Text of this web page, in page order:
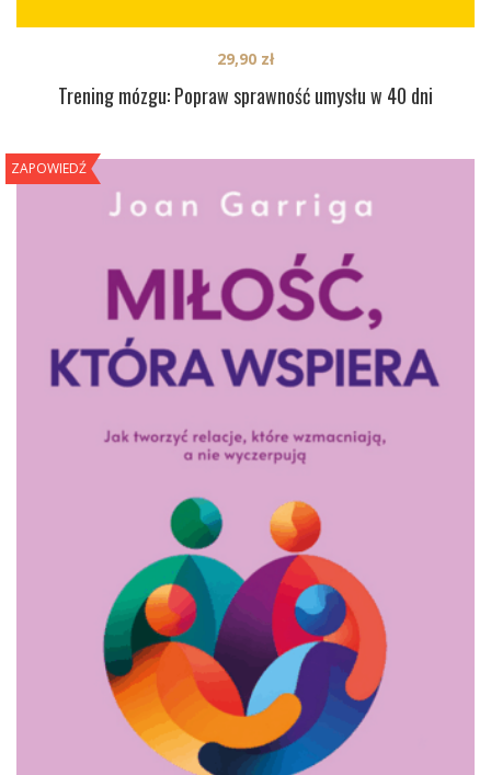
Trening mózgu: Popraw sprawność umysłu w 40 dni
29,90 zł
ZAPOWIEDŹ